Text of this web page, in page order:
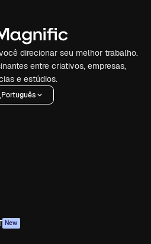
direcionar seu melhor trabalho.
entre criativos, empresas,
e estúdios.
Português
New